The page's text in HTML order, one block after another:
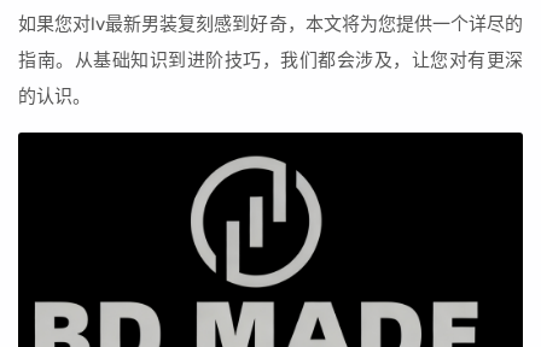
如果您对lv最新男装复刻感到好奇，本文将为您提供一个详尽的
指南。从基础知识到进阶技巧，我们都会涉及，让您对有更深
的认识。